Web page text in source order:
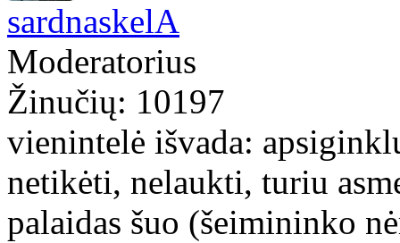
sardnaskelA
Moderatorius
Žinučių: 10197
vienintelė išvada:
netikėti, nelaukti, turiu
palaidas šuo (šeimininko